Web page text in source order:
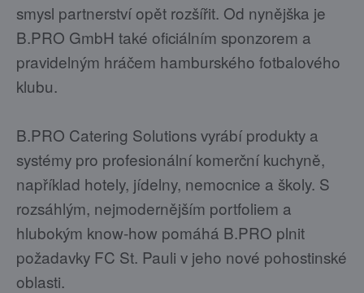
smysl partnerství opět rozšířit. Od nynějška je
B.PRO GmbH také oficiálním sponzorem a
pravidelným hráčem hamburského fotbalového
klubu.
B.PRO Catering Solutions vyrábí produkty a
systémy pro profesionální komerční kuchyně,
například hotely, jídelny, nemocnice a školy. S
rozsáhlým, nejmodernějším portfoliem a
hlubokým know-how pomáhá B.PRO plnit
požadavky FC St. Pauli v jeho nové pohostinské
oblasti.